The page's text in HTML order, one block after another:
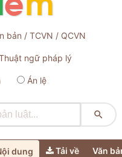
bản / TCVN / QCVN
ngữ pháp lý
Án lệ

dung Tải về Văn